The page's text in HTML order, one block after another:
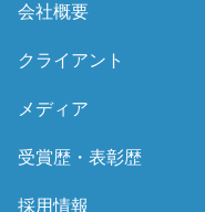
会社概要
クライアント
メディア
受賞歴・表彰歴
採用情報